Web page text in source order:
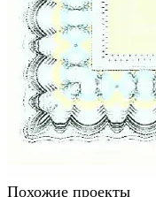
Похожие проекты